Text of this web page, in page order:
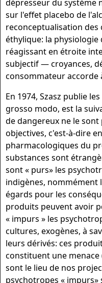
dépresseur du système
sur l'effet placebo de
reconceptualisation
éthylique: la
réagissant en étroite
subjectif — croyances,
consommateur accorde
En 1974, Szasz publie les
grosso modo, est la
de dangereux ne le
objectives, c'est-à-dire
pharmacologiques du
substances sont
sont « purs» les
indigènes, nommément
égards pour les
produits peuvent avoir
« impurs » les
cultures, exogènes, à
leurs dérivés: ces
constituent une menace
sont le lieu de nos
psychotropes «